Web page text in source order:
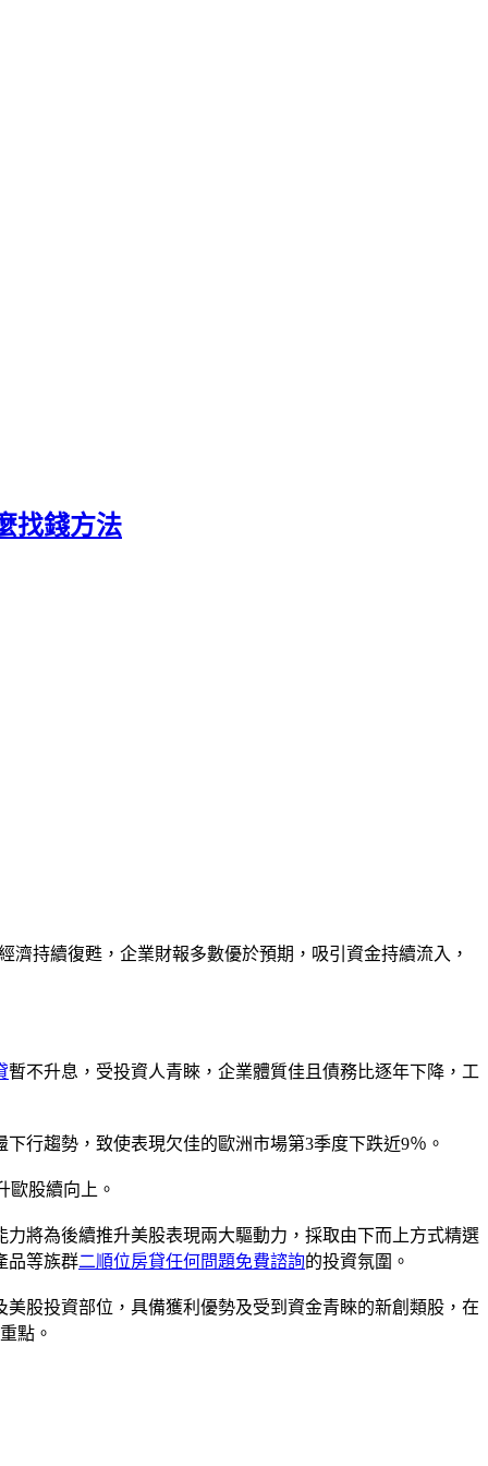
找錢方法
持續復甦，企業財報多數優於預期，吸引資金持續流入，
暫不升息，受投資人青睞，企業體質佳且債務比逐年下降，工
行趨勢，致使表現欠佳的歐洲市場第3季度下跌近9％。
歐股續向上。
將為後續推升美股表現兩大驅動力，採取由下而上方式精選
品等族群二順位房貸任何問題免費諮詢的投資氛圍。
股投資部位，具備獲利優勢及受到資金青睞的新創類股，在
點。